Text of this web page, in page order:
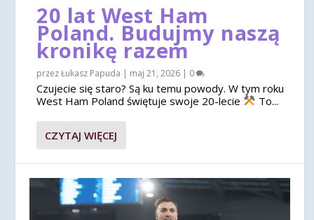
20 lat West Ham
Poland. Budujmy naszą
kronikę razem
przezŁukasz Papuda | maj 21, 2026 | 0
Czujecie się staro? Są ku temu powody. W tym roku
West Ham Poland świętuje swoje 20-lecie
To...
CZYTAJ WIĘCEJ